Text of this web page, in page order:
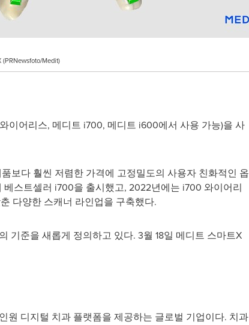
Medit)
이어리스, 메디트 i700, 메디트 i600에서 사용 가능)을 사
보다 훨씬 저렴한 가격에 고정밀도의 사용자 친화적인 옵
스트셀러 i700을 출시했고, 2022년에는 i700 와이어리
다양한 스캐너 라인업을 구축했다.
기준을 새롭게 정의하고 있다. 3월 18일 메디트 스마트X
원 디지털 치과 플랫폼을 제공하는 글로벌 기업이다. 치과